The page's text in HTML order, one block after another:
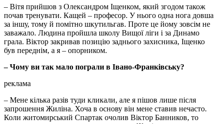
– Вітя прийшов з Олександром Іщенком, який згодом також
почав тренувати. Кащей – професор. У нього одна нога довша
за іншу, тому й помітно шкутильгав. Проте це йому зовсім не
заважало. Людина пройшла школу Вищої ліги і за Динамо
грала. Віктор закривав позицію заднього захисника, Іщенко
був переднім, а я – опорником.
– Чому ви так мало пограли в Івано-Франківську?
реклама
– Мене кілька разів туди кликали, але я пішов лише після
запрошення Жиліна. Хоча в основу він мене ставив нечасто.
Коли житомирський Спартак очолив Віктор Банников, то